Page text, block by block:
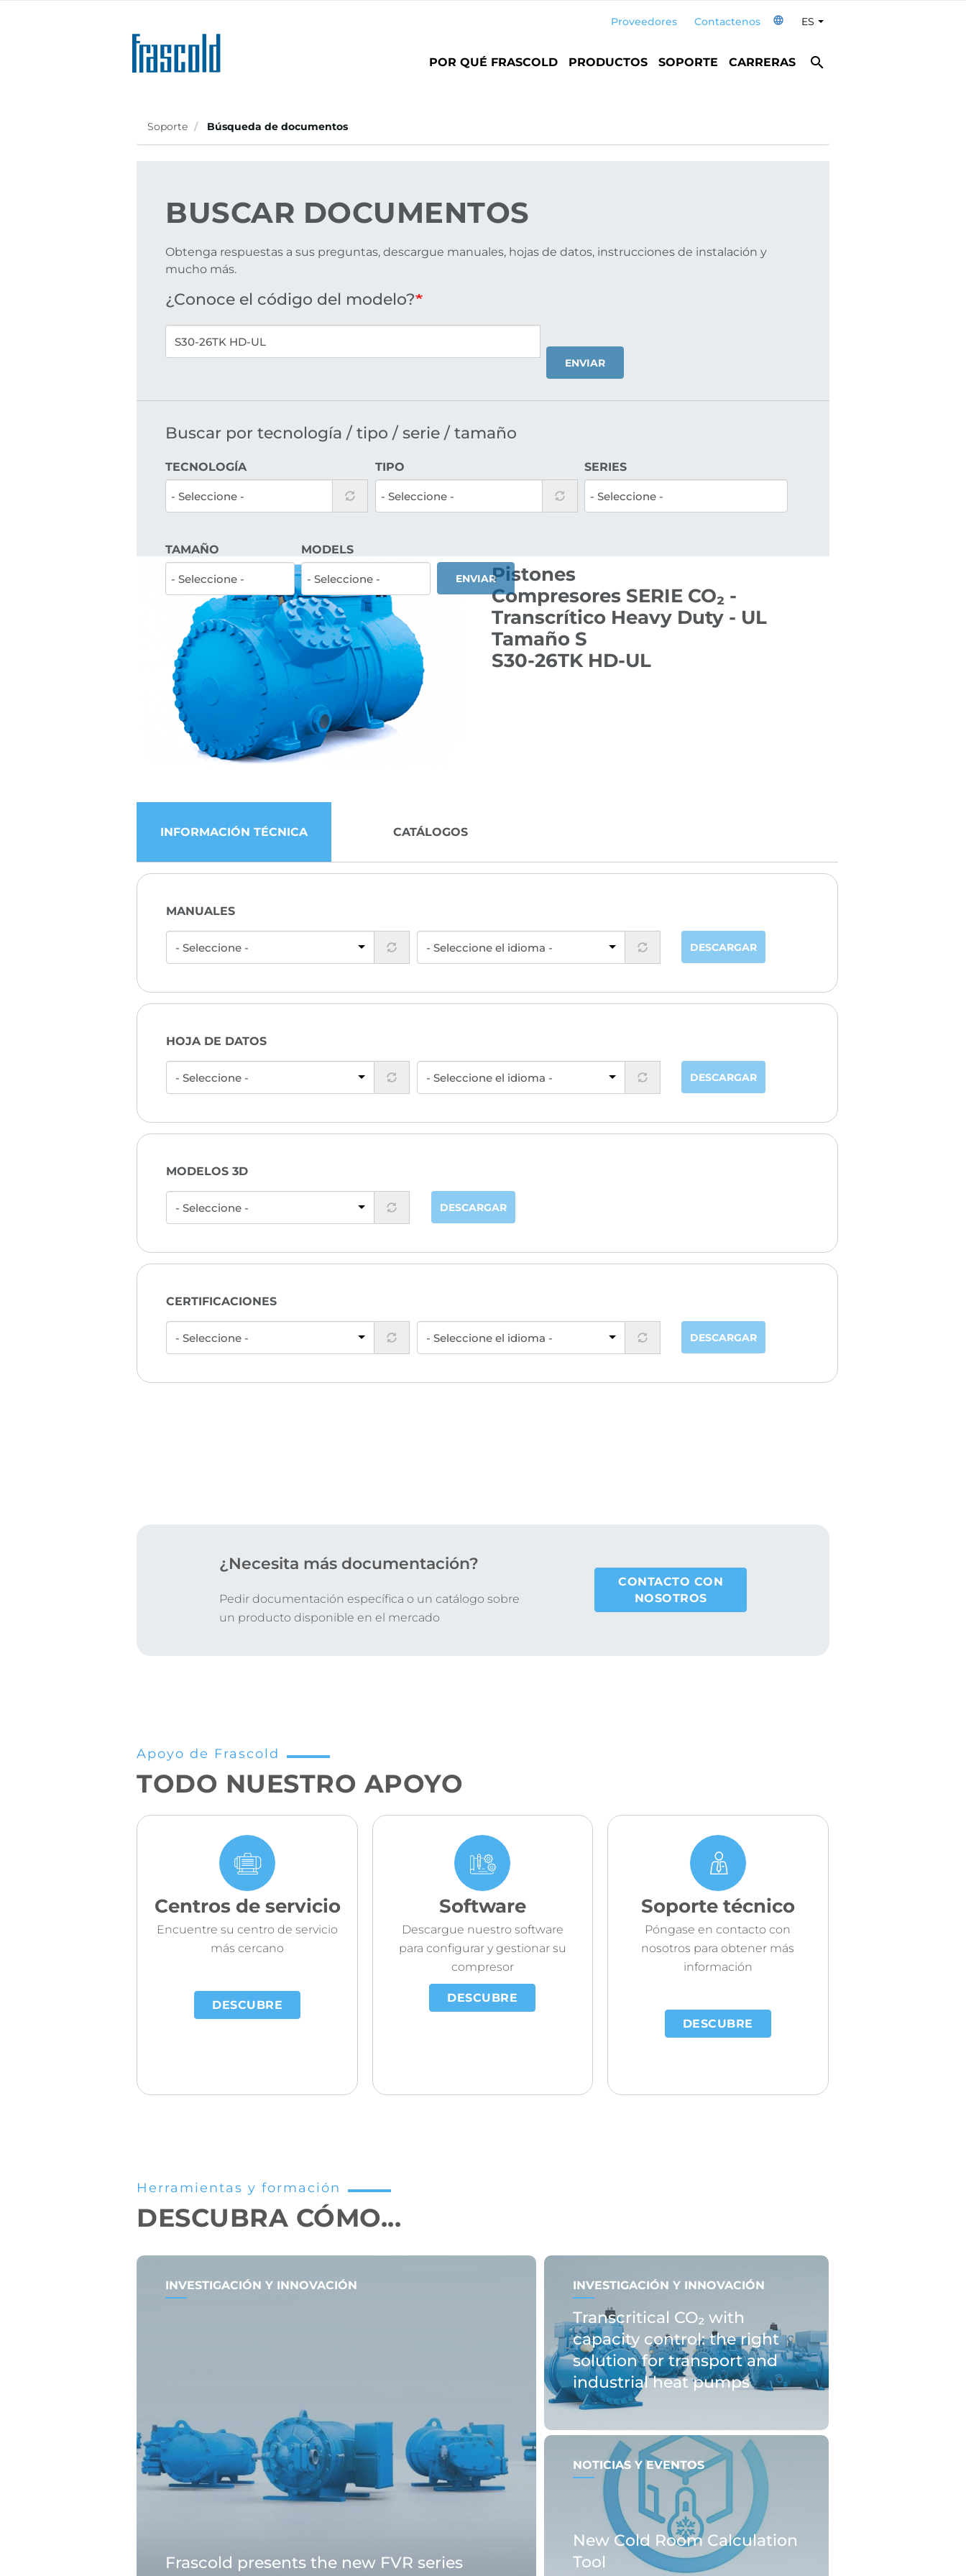
Proveedores Contactenos language ESToggle Dropdown
Main
POR QUÉ FRASCOLD PRODUCTOS SOPORTE CARRERAS search
Soporte Búsqueda de documentos
BUSCAR DOCUMENTOS
Obtenga respuestas a sus preguntas, descargue manuales, hojas de datos, instrucciones de instalación y
mucho más.
¿Conoce el código del modelo?
ENVIAR
Pistones
Compresores SERIE CO₂ -
Transcrítico Heavy Duty - UL
Tamaño S
S30-26TK HD-UL
INFORMACIÓN TÉCNICA CATÁLOGOS
MANUALES
DESCARGAR
HOJA DE DATOS
DESCARGAR
MODELOS 3D
DESCARGAR
CERTIFICACIONES
DESCARGAR
Buscar por tecnología / tipo / serie / tamaño
TECNOLOGÍA TIPO SERIES
TAMAÑO MODELS
ENVIAR
¿Necesita más documentación?
Pedir documentación específica o un catálogo sobre
un producto disponible en el mercado
CONTACTO CON
NOSOTROS
Apoyo de Frascold
TODO NUESTRO APOYO
Centros de servicio
Encuentre su centro de servicio
más cercano
DESCUBRE
Software
Descargue nuestro software
para configurar y gestionar su
compresor
DESCUBRE
Soporte técnico
Póngase en contacto con
nosotros para obtener más
información
DESCUBRE
Herramientas y formación
DESCUBRA CÓMO...
INVESTIGACIÓN Y INNOVACIÓN
Frascold presents the new FVR series
INVESTIGACIÓN Y INNOVACIÓN
Transcritical CO₂ with
capacity control: the right
solution for transport and
industrial heat pumps
NOTICIAS Y EVENTOS
New Cold Room Calculation
Tool